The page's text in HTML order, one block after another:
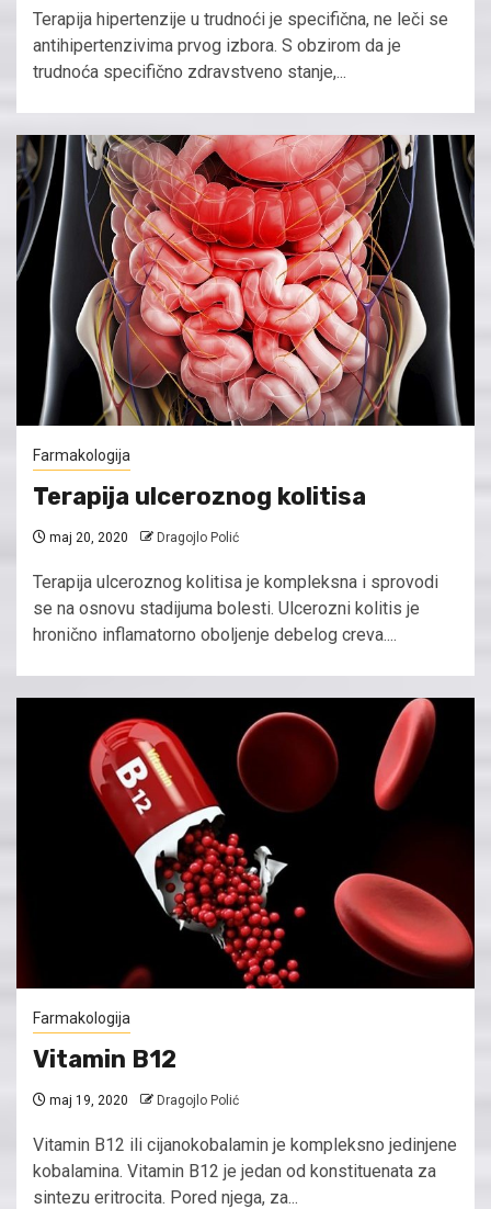
Terapija hipertenzije u trudnoći je specifična, ne leči se
antihipertenzivima prvog izbora. S obzirom da je
trudnoća specifično zdravstveno stanje,...
Farmakologija
Terapija ulceroznog kolitisa
maj 20, 2020 Dragojlo Polić
Terapija ulceroznog kolitisa je kompleksna i sprovodi
se na osnovu stadijuma bolesti. Ulcerozni kolitis je
hronično inflamatorno oboljenje debelog creva....
Farmakologija
Vitamin B12
maj 19, 2020 Dragojlo Polić
Vitamin B12 ili cijanokobalamin je kompleksno jedinjene
kobalamina. Vitamin B12 je jedan od konstituenata za
sintezu eritrocita. Pored njega, za...